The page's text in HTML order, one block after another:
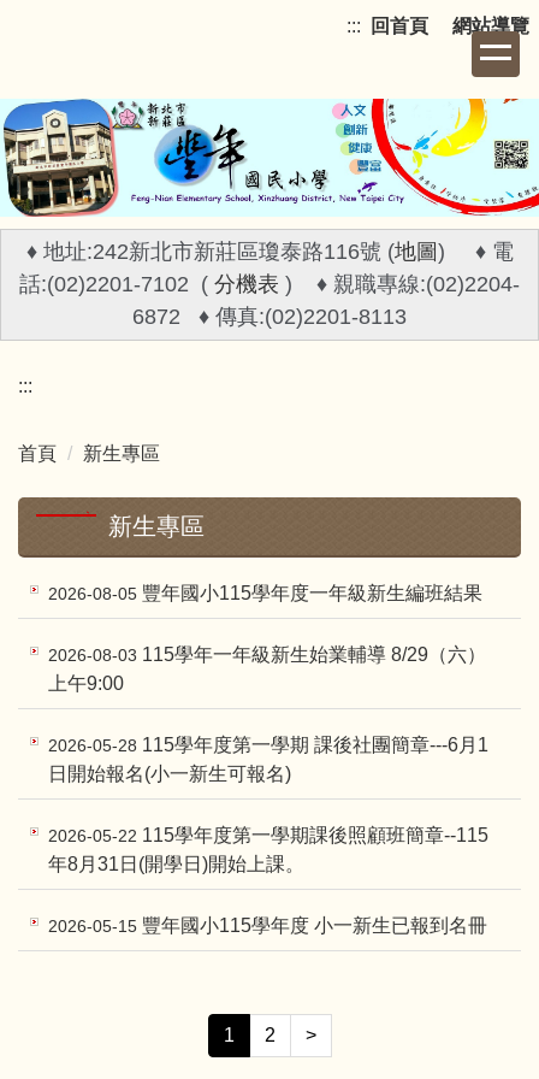
要
內
容
區
::: 回首頁 網站導覽
♦ 地址:242新北市新莊區瓊泰路116號 (地圖) ♦ 電
話:(02)2201-7102 ( 分機表 ) ♦ 親職專線:(02)2204-
6872 ♦ 傳真:(02)2201-8113
:::
首頁 新生專區
新生專區
2026-08-05 豐年國小115學年度一年級新生編班結果
2026-08-03 115學年一年級新生始業輔導 8/29（六）
上午9:00
2026-05-28 115學年度第一學期 課後社團簡章---6月1
日開始報名(小一新生可報名)
2026-05-22 115學年度第一學期課後照顧班簡章--115
年8月31日(開學日)開始上課。
2026-05-15 豐年國小115學年度 小一新生已報到名冊
1 2 >